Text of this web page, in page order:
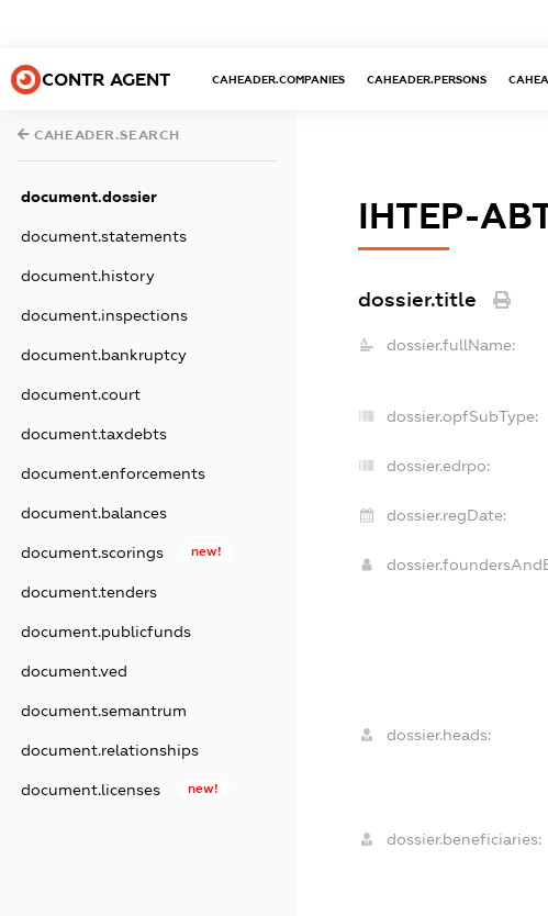
CONTR AGENT CAHEADER.COMPANIES CAHEADER.PERSONS
CAHEADER.SEARCH
document.dossier
document.statements
document.history
document.inspections
document.bankruptcy
document.court
document.taxdebts
document.enforcements
document.balances
document.scorings new!
document.tenders
document.publicfunds
document.ved
document.semantrum
document.relationships
document.licenses new!
ІНТЕР-
dossier.title
dossier.fullName:
dossier.opfSubType:
dossier.edrpo:
dossier.regDate:
dossier.heads:
dossier.beneficiaries: